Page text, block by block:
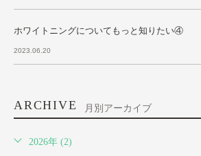
ホワイトニングについてもっと知りたい④
2023.06.20
ARCHIVE 月別アーカイブ
2026年 (2)